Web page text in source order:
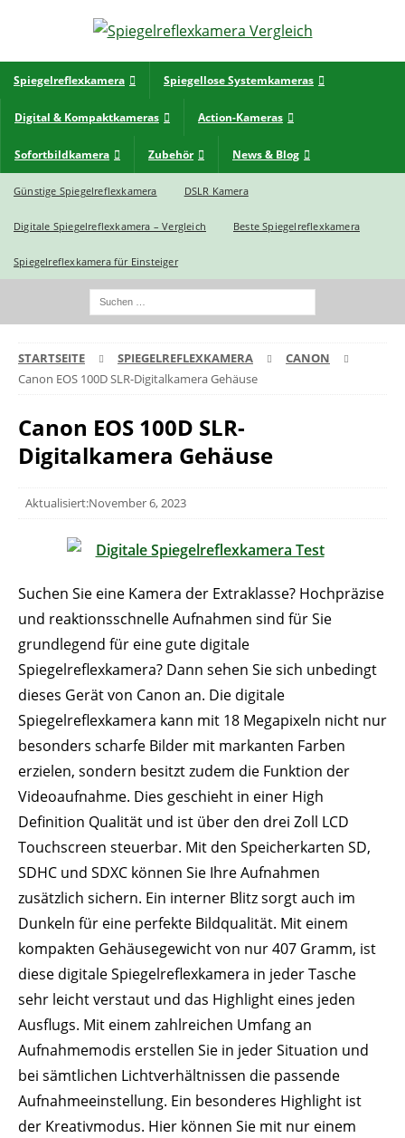
Spiegelreflexkamera Spiegellose Systemkameras
Digital & Kompaktkameras Action-Kameras
Sofortbildkamera Zubehör News & Blog
Günstige Spiegelreflexkamera DSLR Kamera
Digitale Spiegelreflexkamera – Vergleich Beste Spiegelreflexkamera
Spiegelreflexkamera für Einsteiger
STARTSEITE SPIEGELREFLEXKAMERA
CANON
Canon EOS 100D SLR-Digitalkamera Gehäuse
Canon EOS 100D SLR-
Digitalkamera Gehäuse
Aktualisiert:November 6, 2023
Suchen Sie eine Kamera der Extraklasse? Hochpräzise
und reaktionsschnelle Aufnahmen sind für Sie
grundlegend für eine gute digitale
Spiegelreflexkamera? Dann sehen Sie sich unbedingt
dieses Gerät von Canon an. Die digitale
Spiegelreflexkamera kann mit 18 Megapixeln nicht nur
besonders scharfe Bilder mit markanten Farben
erzielen, sondern besitzt zudem die Funktion der
Videoaufnahme. Dies geschieht in einer High
Definition Qualität und ist über den drei Zoll LCD
Touchscreen steuerbar. Mit den Speicherkarten SD,
SDHC und SDXC können Sie Ihre Aufnahmen
zusätzlich sichern. Ein interner Blitz sorgt auch im
Dunkeln für eine perfekte Bildqualität. Mit einem
kompakten Gehäusegewicht von nur 407 Gramm, ist
diese digitale Spiegelreflexkamera in jeder Tasche
sehr leicht verstaut und das Highlight eines jeden
Ausflugs. Mit einem zahlreichen Umfang an
Aufnahmemodis erstellen Sie in jeder Situation und
bei sämtlichen Lichtverhältnissen die passende
Aufnahmeeinstellung. Ein besonderes Highlight ist
der Kreativmodus. Hier können Sie mit nur einem